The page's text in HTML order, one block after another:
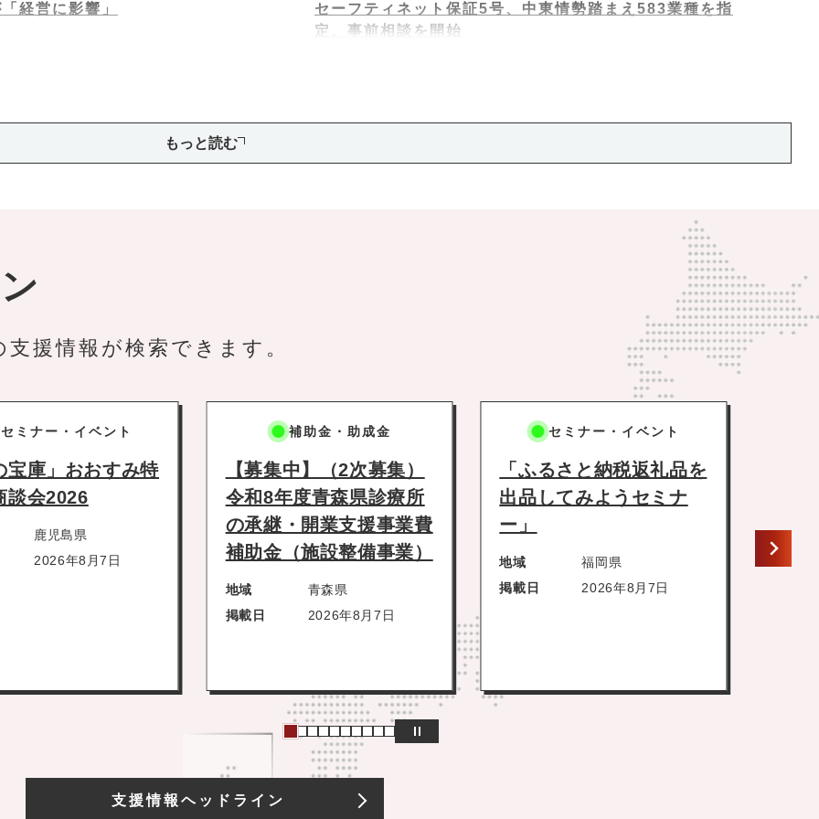
経営に影響」
セーフティネット保証5号、中東情勢踏まえ583業種を指
定、事前相談を開始
もっと読む
援情報が検索できます。
【募集中】（2次募集）
令和8年度青森県診療所
の承継・開業支援事業費
補助金（施設整備事業）
2026年8月7日
セミナー・イベント
「ふるさと納税返礼品を
出品してみようセミナ
ー」
地域
福岡県
掲載日
2026年8月7日
セミナー・イベント
【職場のことをフラッ
に話そう「かたりば」
す！
地域
支援情報ヘッドライン